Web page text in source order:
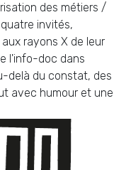
des métiers /
invités,
rayons X de leur
l'info-doc dans
delà du constat, des
avec humour et une